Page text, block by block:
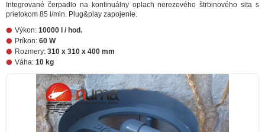
Integrované čerpadlo na kontinuálny oplach nerezového štrbinového sita s
prietokom 85 l/min. Plug&play zapojenie.
Výkon: 10000 l / hod.
Príkon: 60 W
Rozmery: 310 x 310 x 400 mm
Váha: 10 kg